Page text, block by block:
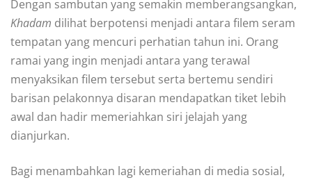
Dengan sambutan yang semakin memberangsangkan,
Khadam dilihat berpotensi menjadi antara filem seram
tempatan yang mencuri perhatian tahun ini. Orang
ramai yang ingin menjadi antara yang terawal
menyaksikan filem tersebut serta bertemu sendiri
barisan pelakonnya disaran mendapatkan tiket lebih
awal dan hadir memeriahkan siri jelajah yang
dianjurkan.
Bagi menambahkan lagi kemeriahan di media sosial,